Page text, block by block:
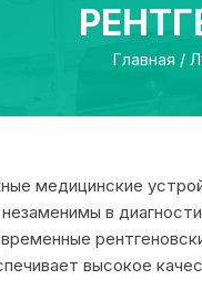
Главная /
медицинские
в
высокое